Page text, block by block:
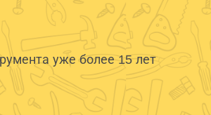
уже более 15 лет